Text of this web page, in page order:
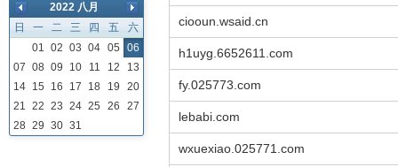
2022 八月
日
一 二 三 四 五
六
01 02 03 04 05
06
07 08 09 10 11 12
13
14
15 16 17 18 19
20
21 22 23 24 25 26
27
28 29 30 31
ciooun.wsaid.cn
h1uyg.6652611.com
fy.025773.com
lebabi.com
wxuexiao.025771.com